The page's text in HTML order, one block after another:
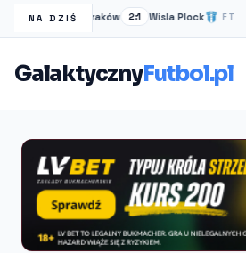
NA DZIŚ
Wisła Kraków 2:1 Wisla Plock FT
GalaktycznyFutbol.pl